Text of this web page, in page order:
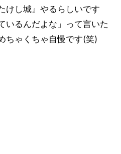
けし城』やるらしいです
いるんだよな」って言いた
ちゃくちゃ自慢です(笑)